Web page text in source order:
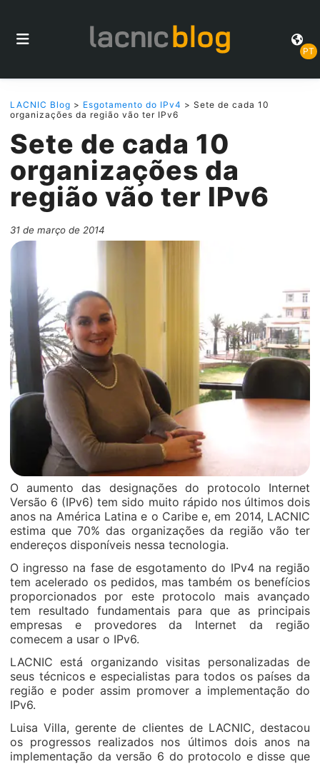
PT
LACNIC Blog > Esgotamento do IPv4 > Sete de cada 10
organizações da região vão ter IPv6
Sete de cada 10
organizações da
região vão ter IPv6
31 de março de 2014
O aumento das designações do protocolo Internet
Versão 6 (IPv6) tem sido muito rápido nos últimos dois
anos na América Latina e o Caribe e, em 2014, LACNIC
estima que 70% das organizações da região vão ter
endereços disponíveis nessa tecnologia.
O ingresso na fase de esgotamento do IPv4 na região
tem acelerado os pedidos, mas também os benefícios
proporcionados por este protocolo mais avançado
tem resultado fundamentais para que as principais
empresas e provedores da Internet da região
comecem a usar o IPv6.
LACNIC está organizando visitas personalizadas de
seus técnicos e especialistas para todos os países da
região e poder assim promover a implementação do
IPv6.
Luisa Villa, gerente de clientes de LACNIC, destacou
os progressos realizados nos últimos dois anos na
implementação da versão 6 do protocolo e disse que